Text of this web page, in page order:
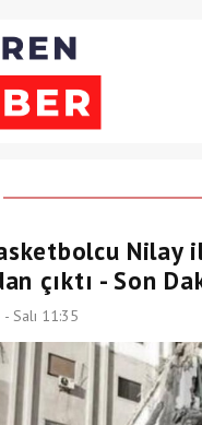
Nilay
çıktı - Son
Salı 11:35